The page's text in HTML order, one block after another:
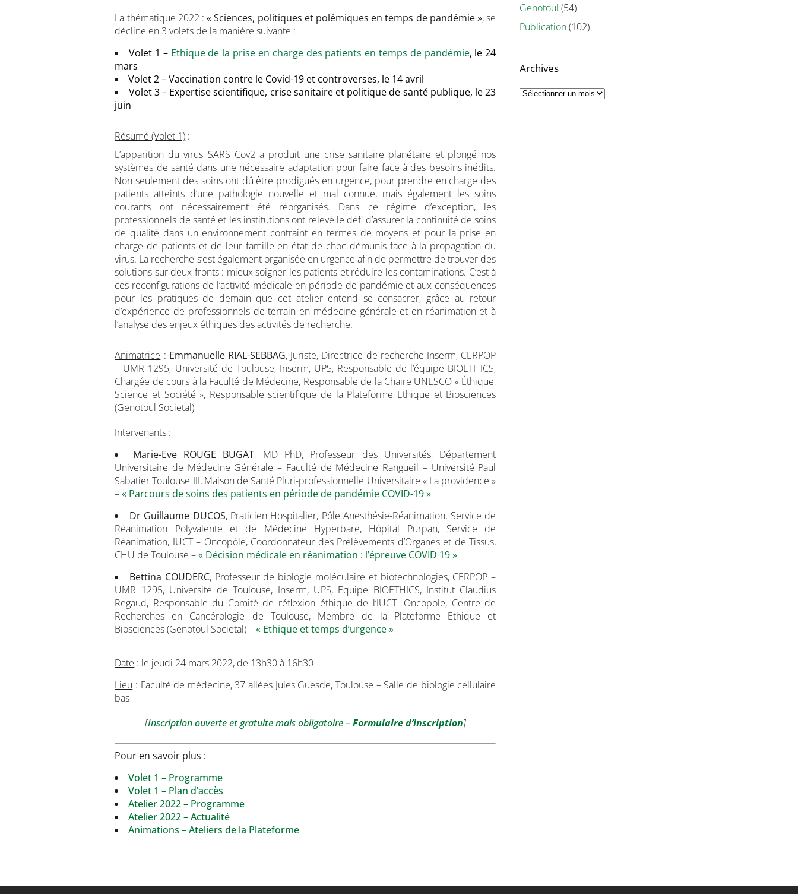
La thématique 2022 :« Sciences, politiques et polémiques en temps de pandémie », se
décline en 3 volets de la manière suivante :
Volet 1 – Ethique de la prise en charge des patients en temps de pandémie, le 24
mars
Volet 2 – Vaccination contre le Covid-19 et controverses, le 14 avril
Volet 3 – Expertise scientifique, crise sanitaire et politique de santé publique, le 23
juin
Résumé (Volet 1) :
L’apparition du virus SARS Cov2 a produit une crise sanitaire planétaire et plongé nos
systèmes de santé dans une nécessaire adaptation pour faire face à des besoins inédits.
Non seulement des soins ont dû être prodigués en urgence, pour prendre en charge des
patients atteints d’une pathologie nouvelle et mal connue, mais également les soins
courants ont nécessairement été réorganisés. Dans ce régime d’exception, les
professionnels de santé et les institutions ont relevé le défi d’assurer la continuité de soins
de qualité dans un environnement contraint en termes de moyens et pour la prise en
charge de patients et de leur famille en état de choc démunis face à la propagation du
virus. La recherche s’est également organisée en urgence afin de permettre de trouver des
solutions sur deux fronts : mieux soigner les patients et réduire les contaminations. C’est à
ces reconfigurations de l’activité médicale en période de pandémie et aux conséquences
pour les pratiques de demain que cet atelier entend se consacrer, grâce au retour
d’expérience de professionnels de terrain en médecine générale et en réanimation et à
l’analyse des enjeux éthiques des activités de recherche.
Animatrice : Emmanuelle RIAL-SEBBAG, Juriste, Directrice de recherche Inserm, CERPOP
– UMR 1295, Université de Toulouse, Inserm, UPS, Responsable de l’équipe BIOETHICS,
Chargée de cours à la Faculté de Médecine, Responsable de la Chaire UNESCO « Éthique,
Science et Société », Responsable scientifique de la Plateforme Ethique et Biosciences
(Genotoul Societal)
Intervenants :
Marie-Eve ROUGE BUGAT, MD PhD, Professeur des Universités, Département
Universitaire de Médecine Générale – Faculté de Médecine Rangueil – Université Paul
Sabatier Toulouse III, Maison de Santé Pluri-professionnelle Universitaire « La providence »
–« Parcours de soins des patients en période de pandémie COVID-19 »
Dr Guillaume DUCOS, Praticien Hospitalier, Pôle Anesthésie-Réanimation, Service de
Réanimation Polyvalente et de Médecine Hyperbare, Hôpital Purpan, Service de
Réanimation, IUCT – Oncopôle, Coordonnateur des Prélèvements d’Organes et de Tissus,
CHU de Toulouse –« Décision médicale en réanimation : l’épreuve COVID 19 »
Bettina COUDERC, Professeur de biologie moléculaire et biotechnologies, CERPOP –
UMR 1295, Université de Toulouse, Inserm, UPS, Equipe BIOETHICS, Institut Claudius
Regaud, Responsable du Comité de réflexion éthique de l’IUCT- Oncopole, Centre de
Recherches en Cancérologie de Toulouse, Membre de la Plateforme Ethique et
Biosciences (Genotoul Societal) –« Ethique et temps d’urgence »
Date : le jeudi 24 mars 2022, de 13h30 à 16h30
Lieu : Faculté de médecine, 37 allées Jules Guesde, Toulouse – Salle de biologie cellulaire
bas
[Inscription ouverte et gratuite mais obligatoire – Formulaire d’inscription]
Pour en savoir plus :
Volet 1 – Programme
Volet 1 – Plan d’accès
Atelier 2022 – Programme
Atelier 2022 – Actualité
Animations – Ateliers de la Plateforme
Genotoul (54)
Publication(102)
Archives
Archives